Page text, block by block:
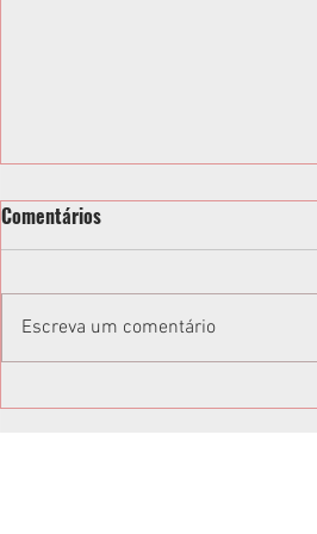
Vereadora acusa Tathiana
Comentários
Escreva um comentário